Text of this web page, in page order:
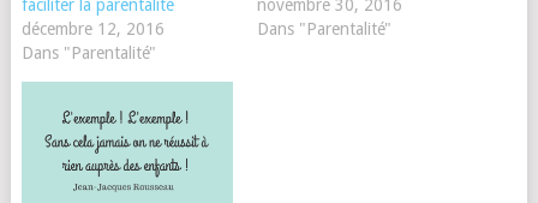
faciliter la parentalité
décembre 12, 2016
Dans "Parentalité"
novembre 30, 2016
Dans "Parentalité"